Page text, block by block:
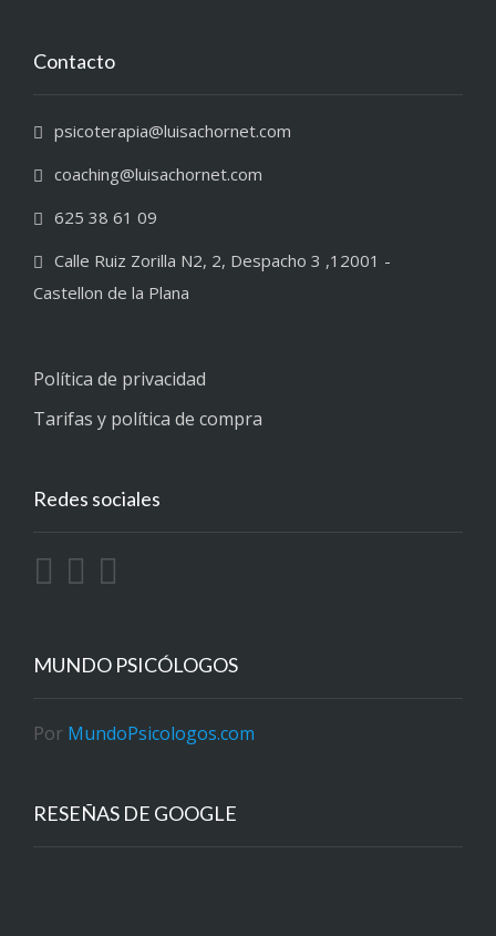
Contacto
psicoterapia@luisachornet.com
coaching@luisachornet.com
625 38 61 09
Calle Ruiz Zorilla N2, 2, Despacho 3 ,12001 -
Castellon de la Plana
Política de privacidad
Tarifas y política de compra
Redes sociales
MUNDO PSICÓLOGOS
Por MundoPsicologos.com
RESEÑAS DE GOOGLE